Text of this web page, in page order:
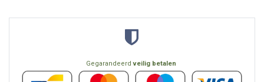
Gegarandeerdveilig betalen